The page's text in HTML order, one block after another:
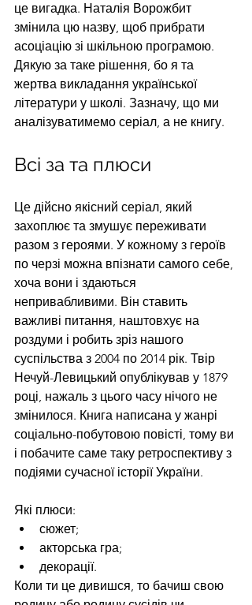
це вигадка. Наталія Ворожбит
змінила цю назву, щоб прибрати
асоціацію зі шкільною програмою.
Дякую за таке рішення, бо я та
жертва викладання української
літератури у школі. Зазначу, що ми
аналізуватимемо серіал, а не книгу.
Всі за та плюси
Це дійсно якісний серіал, який
захоплює та змушує переживати
разом з героями. У кожному з героїв
по черзі можна впізнати самого себе,
хоча вони і здаються
непривабливими. Він ставить
важливі питання, наштовхує на
роздуми і робить зріз нашого
суспільства з 2004 по 2014 рік. Твір
Нечуй-Левицький опублікував у 1879
році, нажаль з цього часу нічого не
змінилося. Книга написана у жанрі
соціально-побутовою повісті, тому ви
і побачите саме таку ретроспективу з
подіями сучасної історії України.
Які плюси:
сюжет;
акторська гра;
декорації.
Коли ти це дивишся, то бачиш свою